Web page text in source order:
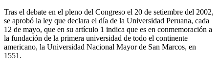
Tras el debate en el pleno del Congreso el 20 de setiembre del 2002,
se aprobó la ley que declara el día de la Universidad Peruana, cada
12 de mayo, que en su artículo 1 indica que es en conmemoración a
la fundación de la primera universidad de todo el continente
americano, la Universidad Nacional Mayor de San Marcos, en
1551.